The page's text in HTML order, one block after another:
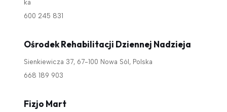
ka
600 245 831
Ośrodek Rehabilitacji Dziennej Nadzieja
Sienkiewicza 37, 67-100 Nowa Sól, Polska
668 189 903
Fizjo Mart